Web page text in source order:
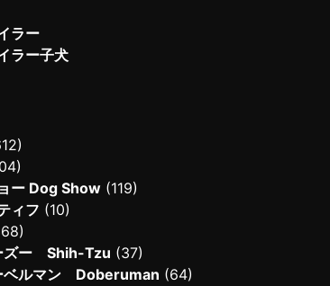
ラー
ラー子犬
ー Dog Show (119)
ィフ (10)
ズー Shih-Tzu (37)
ベルマン Doberuman (64)